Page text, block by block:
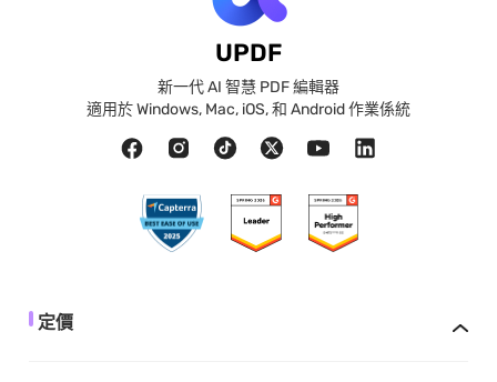
UPDF
新一代 AI 智慧 PDF 編輯器
適用於 Windows, Mac, iOS, 和 Android 作業係統
定價